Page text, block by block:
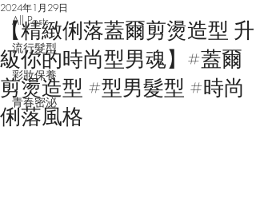
All Posts
流行髮型
彩妝保養
青春密泌
【精緻俐落蓋爾剪燙造型 升
級你的時尚型男魂】#蓋爾
剪燙造型 #型男髮型 #時尚
俐落風格
2024年1月29日